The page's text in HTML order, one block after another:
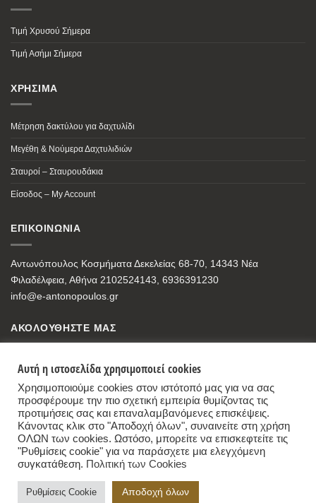
Τιμή Χρυσού Σήμερα
Τιμή Ασήμι Σήμερα
ΧΡΗΣΙΜΑ
Μέτρηση δακτύλου για δαχτυλίδι
Μεγέθη & Νούμερα Δαχτυλιδιών
Σταυροί – Σταυρουδάκια
Είσοδος – My Account
ΕΠΙΚΟΙΝΩΝΙΑ
Αντωνόπουλος Κοσμήματα Δεκελείας 68-70, 14343 Νέα
Φιλαδέλφεια, Αθήνα 2102524143, 6936391230
info@e-antonopoulos.gr
ΑΚΟΛΟΥΘΗΣΤΕ ΜΑΣ
Antonopoulos Jewelry Store
68-70, Dekelias Str, 14343 Nea Filadelfia, Athens
Αυτή η ιστοσελίδα χρησιμοποιεί cookies
Χρησιμοποιούμε cookies στον ιστότοπό μας για να σας
προσφέρουμε την πιο σχετική εμπειρία θυμίζοντας τις
προτιμήσεις σας και επαναλαμβανόμενες επισκέψεις.
Κάνοντας κλικ στο "Αποδοχή όλων", συναινείτε στη χρήση
ΟΛΩΝ των cookies. Ωστόσο, μπορείτε να επισκεφτείτε τις
"Ρυθμίσεις cookie" για να παράσχετε μια ελεγχόμενη
συγκατάθεση. Πολιτική των Cookies
Ρυθμίσεις Cookie Αποδοχή όλων